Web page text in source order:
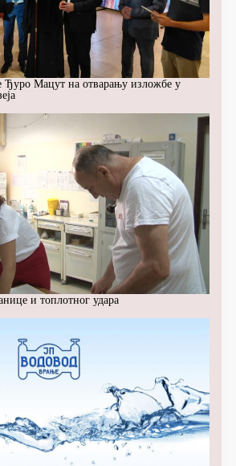
Ђуро Мацут на отварању изложбе у
и топлотног удара